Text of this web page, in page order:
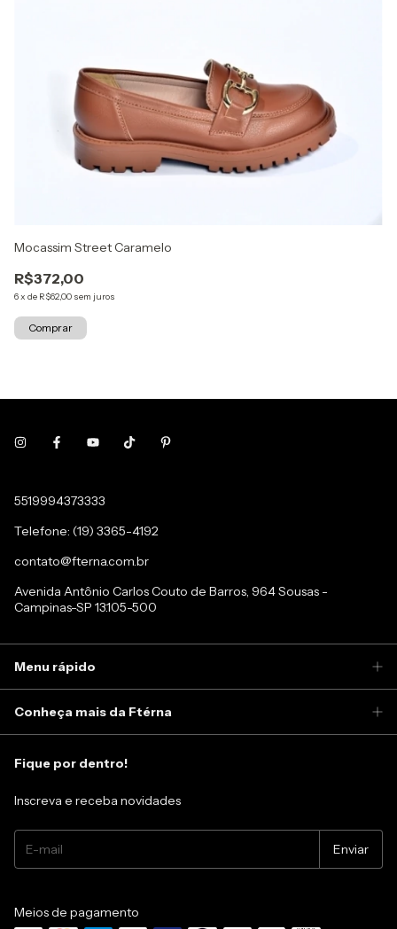
Mocassim Street Caramelo
R$372,00
6x de R$62,00 sem juros
Comprar
5519994373333
Telefone: (19) 3365-4192
contato@fterna.com.br
Avenida Antônio Carlos Couto de Barros, 964 Sousas -
Campinas-SP 13.105-500
Menu rápido
Conheça mais da Ftérna
Fique por dentro!
Inscreva e receba novidades
Meios de pagamento